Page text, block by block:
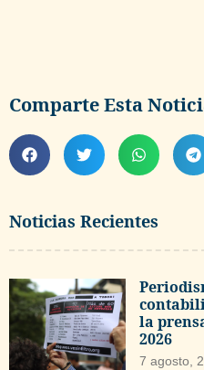
Noticias Recientes
la
2026
7 agosto,
Comparte Esta